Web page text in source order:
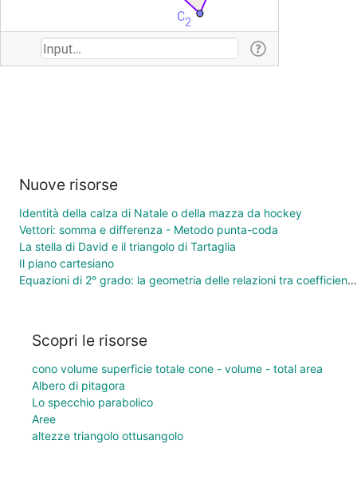
Nuove risorse
Identità della calza di Natale o della mazza da hockey
Vettori: somma e differenza - Metodo punta-coda
La stella di David e il triangolo di Tartaglia
Il piano cartesiano
Equazioni di 2° grado: la geometria delle relazioni tra coefficienti e soluzioni
Scopri le risorse
cono volume superficie totale cone - volume - total area
Albero di pitagora
Lo specchio parabolico
Aree
altezze triangolo ottusangolo